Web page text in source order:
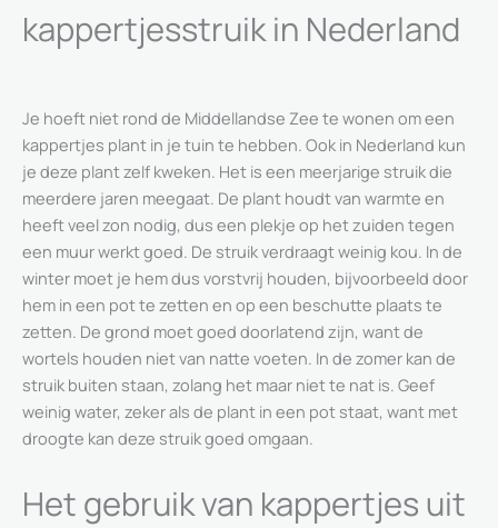
kappertjesstruik in Nederland
Je hoeft niet rond de Middellandse Zee te wonen om een
kappertjes plant in je tuin te hebben. Ook in Nederland kun
je deze plant zelf kweken. Het is een meerjarige struik die
meerdere jaren meegaat. De plant houdt van warmte en
heeft veel zon nodig, dus een plekje op het zuiden tegen
een muur werkt goed. De struik verdraagt weinig kou. In de
winter moet je hem dus vorstvrij houden, bijvoorbeeld door
hem in een pot te zetten en op een beschutte plaats te
zetten. De grond moet goed doorlatend zijn, want de
wortels houden niet van natte voeten. In de zomer kan de
struik buiten staan, zolang het maar niet te nat is. Geef
weinig water, zeker als de plant in een pot staat, want met
droogte kan deze struik goed omgaan.
Het gebruik van kappertjes uit